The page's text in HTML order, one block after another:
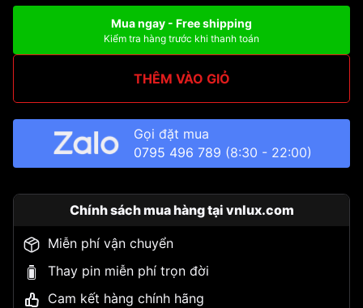
Mua ngay - Free shipping
Kiểm tra hàng trước khi thanh toán
THÊM VÀO GIỎ
Gọi đặt mua
0795 496 789 (8:30 - 22:00)
Chính sách mua hàng tại vnlux.com
Miễn phí vận chuyển
Thay pin miễn phí trọn đời
Cam kết hàng chính hãng